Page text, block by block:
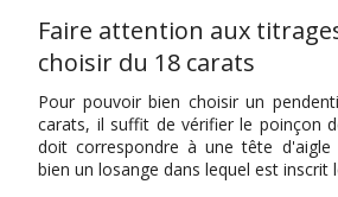
Faire attention aux
choisir du 18 carats
Pour pouvoir bien choisir un
carats, il suffit de vérifier le poinçon
doit correspondre à une tête
bien un losange dans lequel est inscrit